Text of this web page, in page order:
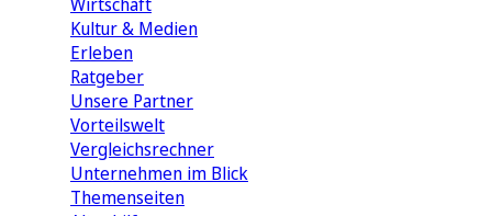
Kultur & Medien
Erleben
Ratgeber
Unsere Partner
Vorteilswelt
Vergleichsrechner
Unternehmen im Blick
Themenseiten